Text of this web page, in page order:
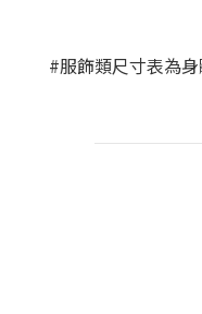
#服飾類尺寸表為